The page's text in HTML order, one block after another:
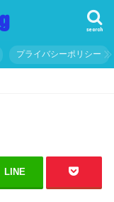
search
プライバシーポリシー
LINE